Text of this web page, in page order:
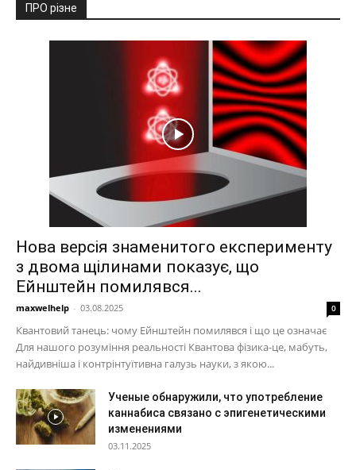
ПРО різне
Нова версія знаменитого експерименту
з двома щілинами показує, що
Ейнштейн помилявся...
maxwelhelp - 03.08.2025 0
Квантовий танець: чому Ейнштейн помилявся і що це означає
Для нашого розуміння реальності Квантова фізика-це, мабуть,
найдивніша і контрінтуїтивна галузь науки, з якою...
Ученые обнаружили, что употребление
каннабиса связано с эпигенетическими
изменениями
03.11.2025